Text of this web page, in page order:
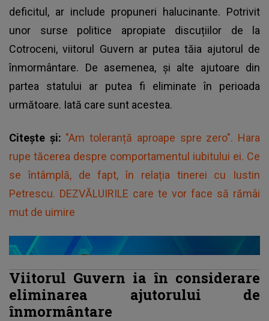
deficitul, ar include propuneri halucinante. Potrivit
unor surse politice apropiate discuțiilor de la
Cotroceni, viitorul Guvern ar putea tăia ajutorul de
înmormântare. De asemenea, și alte ajutoare din
partea statului ar putea fi eliminate în perioada
următoare. Iată care sunt acestea.
Citește și: "Am toleranță aproape spre zero". Hara
rupe tăcerea despre comportamentul iubitului ei. Ce
se întâmplă, de fapt, în relația tinerei cu Iustin
Petrescu. DEZVĂLUIRILE care te vor face să rămâi
mut de uimire
Viitorul Guvern ia în considerare
eliminarea ajutorului de
înmormântare